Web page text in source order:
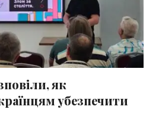
як
убезпечити